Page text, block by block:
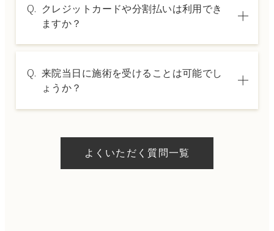
は料金表ページをご確認いただくか、カウン
セリングでご案内いたします。
Q. クレジットカードや分割払いは利用でき
ますか？
した分割払いも可能です。詳細は受付スタッ
フにお問い合わせください。
Q. 来院当日に施術を受けることは可能でし
ょうか？
ただける施術もございます。当日の施術をご
希望の場合は、ご予約の際にお気軽にご相談
よくいただく質問一覧